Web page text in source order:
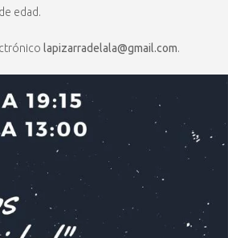
de edad.
lapizarradelala@gmail.com.